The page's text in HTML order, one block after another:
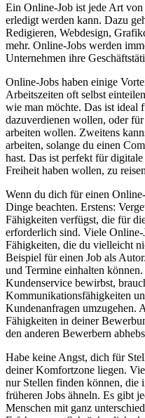
Ein Online-Job ist jede Art
erledigt werden kann. Dazu
Redigieren, Webdesign,
mehr. Online-Jobs werden
Unternehmen ihre
Online-Jobs haben einige
Arbeitszeiten oft selbst
wie man möchte. Das ist ideal
dazuverdienen wollen, oder
arbeiten wollen. Zweitens
arbeiten, solange du einen
hast. Das ist perfekt für
Freiheit haben wollen, zu
Wenn du dich für einen
Dinge beachten. Erstens:
Fähigkeiten verfügst, die für
erforderlich sind. Viele Online-
Fähigkeiten, die du vielleicht
Beispiel für einen Job als
und Termine einhalten
Kundenservice bewirbst,
Kommunikationsfähigkeiten
Kundenanfragen umzugehen.
Fähigkeiten in deiner
den anderen Bewerbern
Habe keine Angst, dich für
deiner Komfortzone liegen.
nur Stellen finden können, die
früheren Jobs ähneln. Es gibt
Menschen mit ganz